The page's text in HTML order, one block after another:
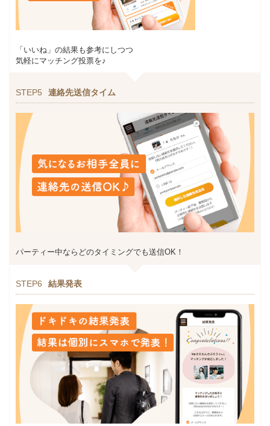
「いいね」の結果も参考にしつつ
気軽にマッチング投票を♪
STEP5 連絡先送信タイム
パーティー中ならどのタイミングでも送信OK！
STEP6 結果発表